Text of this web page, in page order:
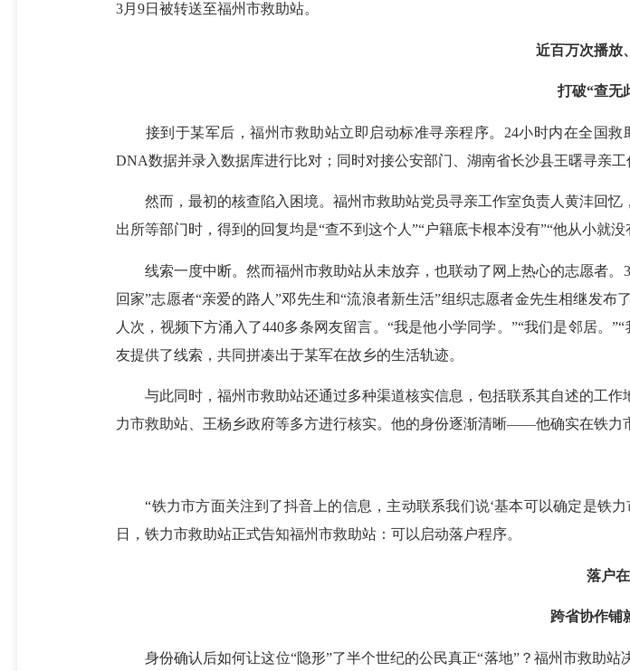
3月9日被转送至福州市救助站。
近百万次播放
打破“查无
接到于某军后，福州市救助站立即启动标准寻亲程序。24小时内在全国救
DNA数据并录入数据库进行比对；同时对接公安部门、湖南省长沙县王曙寻亲工
然而，最初的核查陷入困境。福州市救助站党员寻亲工作室负责人黄沣回
出所等部门时，得到的回复均是“查不到这个人”“户籍底卡根本没有”“他从小就没
线索一度中断。然而福州市救助站从未放弃，也联动了网上热心的志愿者。
回家”志愿者“亲爱的路人”邓先生和“流浪者新生活”组织志愿者金先生相继发
人次，视频下方涌入了440多条网友留言。“我是他小学同学。”“我们是邻居
友提供了线索，共同拼凑出于某军在故乡的生活轨迹。
与此同时，福州市救助站还通过多种渠道核实信息，包括联系其自述的工作
力市救助站、王杨乡政府等多方进行核实。他的身份逐渐清晰——他确实在铁力
“铁力市方面关注到了抖音上的信息，主动联系我们说‘基本可以确定是铁力
日，铁力市救助站正式告知福州市救助站：可以启动落户程序。
落户在
跨省协作铺
身份确认后如何让这位“隐形”了半个世纪的公民真正“落地”？福州市救助站